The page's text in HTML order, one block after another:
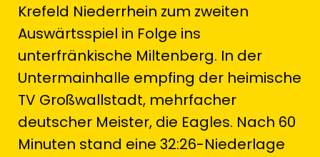
Krefeld Niederrhein zum zweiten
Auswärtsspiel in Folge ins
unterfränkische Miltenberg. In der
Untermainhalle empfing der heimische
TV Großwallstadt, mehrfacher
deutscher Meister, die Eagles. Nach 60
Minuten stand eine 32:26-Niederlage